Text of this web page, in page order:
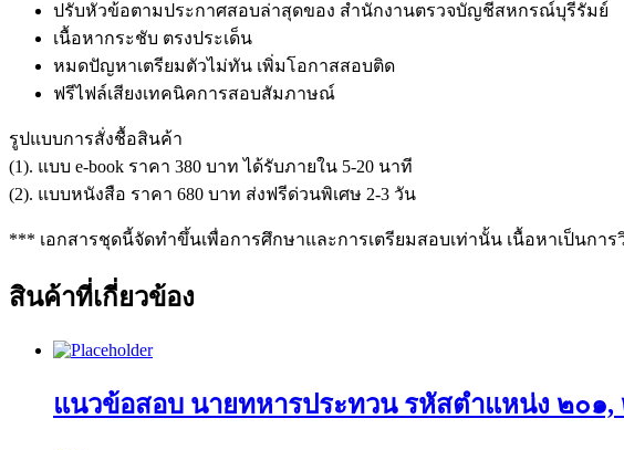
ปรับหัวข้อตามประกาศสอบล่าสุดของ สำนักงานตรวจบัญชีสหกรณ์บุรีรัมย์
เนื้อหากระชับ ตรงประเด็น
หมดปัญหาเตรียมตัวไม่ทัน เพิ่มโอกาสสอบติด
ฟรีไฟล์เสียงเทคนิคการสอบสัมภาษณ์
รูปแบบการสั่งชื้อสินค้า
(1). แบบ e-book ราคา 380 บาท ได้รับภายใน 5-20 นาที
(2). แบบหนังสือ ราคา 680 บาท ส่งฟรีด่วนพิเศษ 2-3 วัน
*** เอกสารชุดนี้จัดทำขึ้นเพื่อการศึกษาและการเตรียมสอบเท่านั้น เนื้อหาเป็นกา
สินค้าที่เกี่ยวข้อง
แนวข้อสอบ นายทหารประทวน รหัสตำแหน่ง ๒๐